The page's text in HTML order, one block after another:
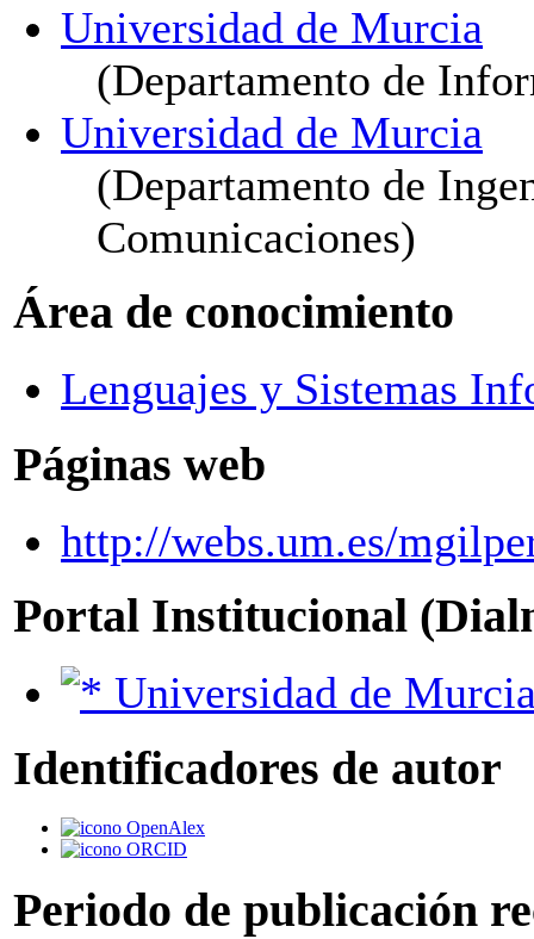
Universidad de Murcia
(Departamento de
Universidad de Murcia
(Departamento de
Comunicaciones)
Área de conocimiento
Lenguajes y Sistemas
Páginas web
http://webs.um.es/
Portal Institucional
Universidad de
Identificadores de autor
OpenAlex
ORCID
Periodo de publicación